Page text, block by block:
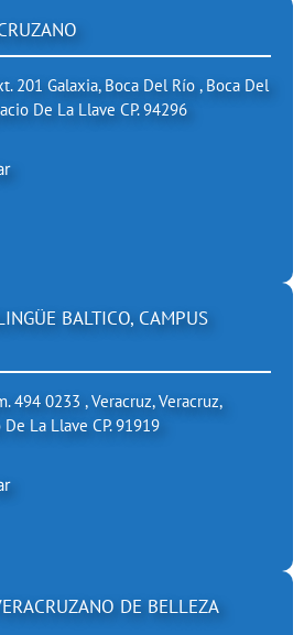
201 Galaxia, Boca Del Río , Boca Del
De La Llave CP. 94296
BALTICO, CAMPUS
494 0233 , Veracruz, Veracruz,
La Llave CP. 91919
DE BELLEZA